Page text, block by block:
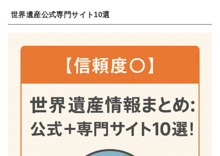
世界遺産公式専門サイト10選